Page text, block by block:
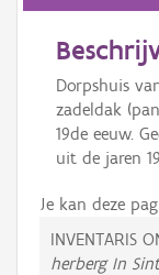
Dorpshuis
zadeldak
19de eeuw.
uit de jaren
Je kan deze
INVENTARIS
herberg In